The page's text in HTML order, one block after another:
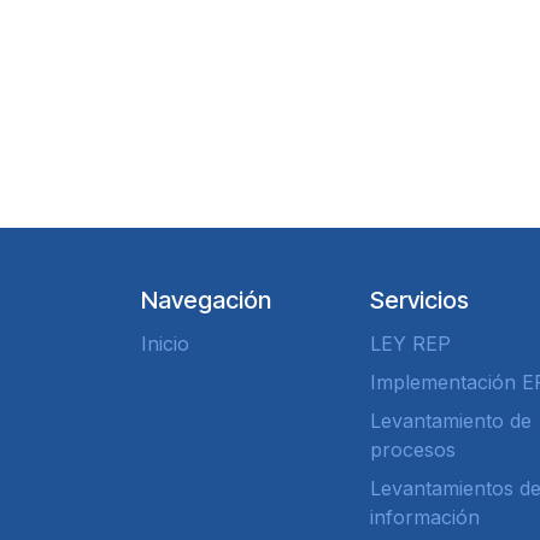
Navegación
Inicio
Servicios
LEY REP
Implementación
Levantamiento de
procesos
Levantamientos de
información